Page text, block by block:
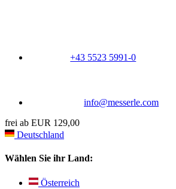
+43 5523 5991-0
info@messerle.com
frei ab EUR 129,00
Deutschland
Wählen Sie ihr Land:
Österreich